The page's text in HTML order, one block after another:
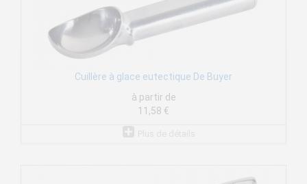
Cuillère à glace eutectique De Buyer
à partir de
11,58 €